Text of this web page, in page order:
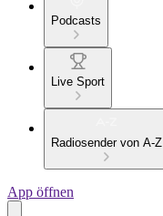
Podcasts
Live Sport
Radiosender von A-Z
App öffnen